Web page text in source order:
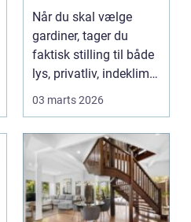
løsninger til dit
hjem
Når du skal vælge
gardiner, tager du
faktisk stilling til både
lys, privatliv, indeklima
og stil på ...
03 marts 2026